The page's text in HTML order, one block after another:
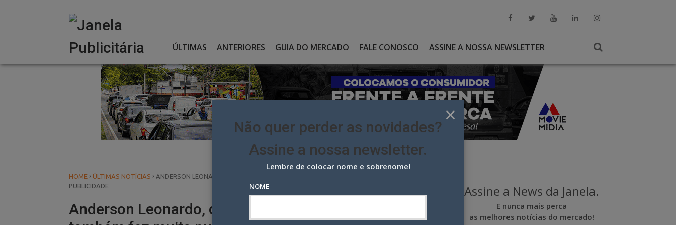
ÚLTIMAS ANTERIORES GUIA DO MERCADO FALE CONOSCO ASSINE A NOSSA NEWSLETTER
HOME › ÚLTIMAS NOTÍCIAS › ANDERSON LEONARDO, DO GRUPO MOLEJO, RECÉM-FALECIDO, TAMBÉM FEZ MUITA
PUBLICIDADE
Anderson Leonardo, do Grupo Molejo, recém-falecido,
Assine a News da Janela.
E nunca mais perca
as melhores notícias do mercado!
×
Não quer perder as novidades?
Assine a nossa newsletter.
Lembre de colocar nome e sobrenome!
NOME